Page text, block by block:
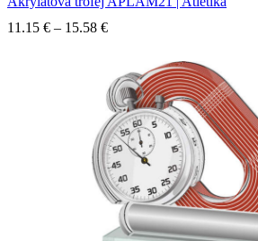
11.15 € – 15.58 €